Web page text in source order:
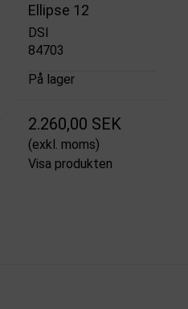
Ellipse 12
DSI
84703
På lager
2.260,00 SEK
(exkl. moms)
Visa produkten